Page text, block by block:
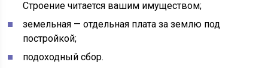
Строение читается вашим имуществом;
земельная — отдельная плата за землю под
постройкой;
подоходный сбор.